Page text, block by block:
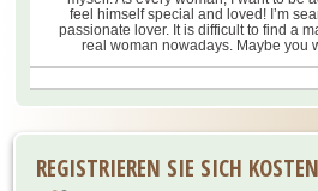
feel himself special and loved! I’m
passionate lover. It is difficult to find a
real woman nowadays. Maybe you
REGISTRIEREN SIE SICH